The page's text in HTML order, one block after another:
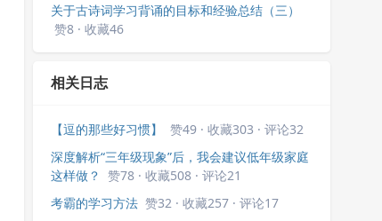
关于古诗词学习背诵的目标和经验总结（三）
赞8 · 收藏46
相关日志
【逗的那些好习惯】
赞49 · 收藏303 · 评论32
深度解析“三年级现象”后，我会建议低年级家庭
这样做？ 赞78 · 收藏508 · 评论21
考霸的学习方法 赞32 · 收藏257 · 评论17